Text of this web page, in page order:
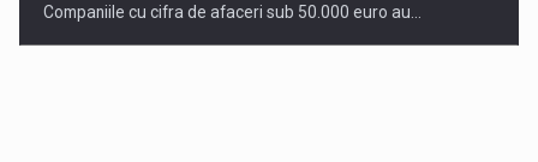
Companiile cu cifra de afaceri sub 50.000 euro au…